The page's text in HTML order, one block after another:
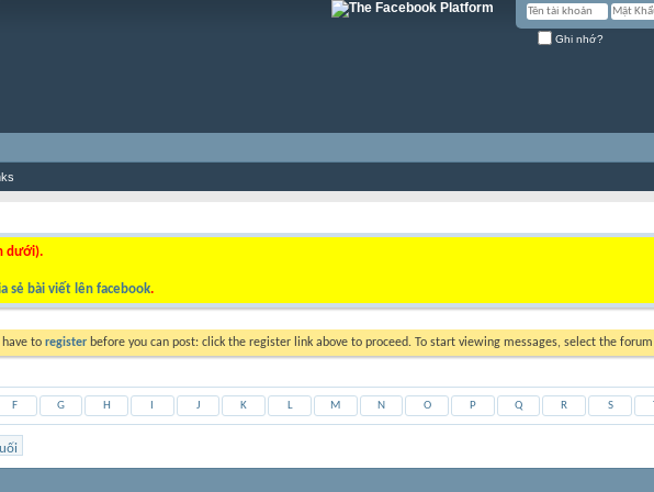
Ghi nhớ?
dưới).
sẻ bài viết lên facebook.
have to register before you can post: click the register link above to proceed. To start viewing messages, select the
F G H J K L M N O P Q R S